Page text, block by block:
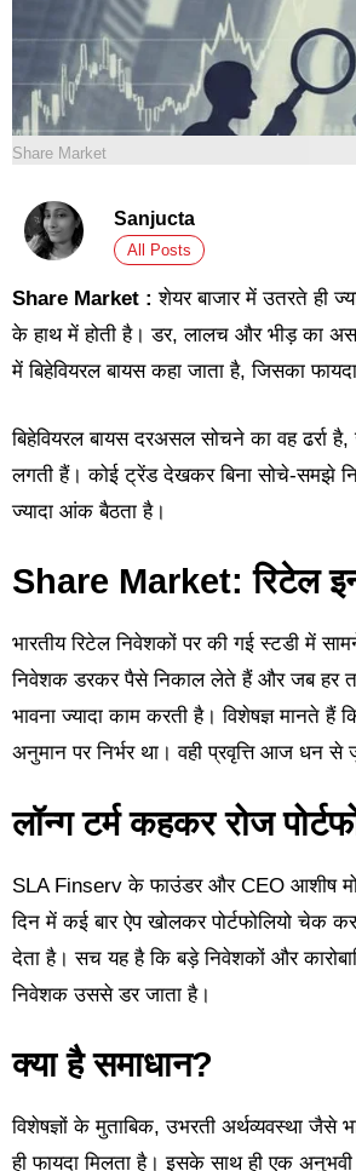
Share Market
Sanjucta
All Posts
Share Market : शेयर बाजार में उतरते ही
के हाथ में होती है। डर, लालच और भीड़ का
में बिहेवियरल बायस कहा जाता है, जिसका
बिहेवियरल बायस दरअसल सोचने का वह ढर्रा
लगती हैं। कोई ट्रेंड देखकर बिना सोचे-समझे
ज्यादा आंक बैठता है।
Share Market: रिटेल
भारतीय रिटेल निवेशकों पर की गई स्टडी में
निवेशक डरकर पैसे निकाल लेते हैं और जब हर
भावना ज्यादा काम करती है। विशेषज्ञ
अनुमान पर निर्भर था। वही प्रवृत्ति आज धन
लॉन्ग टर्म कहकर रोज
SLA Finserv के फाउंडर और CEO आशीष
दिन में कई बार ऐप खोलकर पोर्टफोलियो चेक
देता है। सच यह है कि बड़े निवेशकों और
निवेशक उससे डर जाता है।
क्या है समाधान?
विशेषज्ञों के मुताबिक, उभरती अर्थव्यवस्था
ही फायदा मिलता है। इसके साथ ही एक